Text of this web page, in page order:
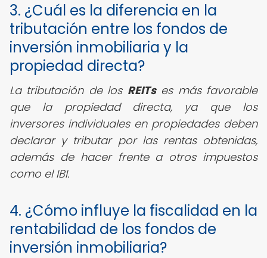
3. ¿Cuál es la diferencia en la
tributación entre los fondos de
inversión inmobiliaria y la
propiedad directa?
La tributación de los REITses más favorable
que la propiedad directa, ya que los
inversores individuales en propiedades deben
declarar y tributar por las rentas obtenidas,
además de hacer frente a otros impuestos
como el IBI.
4. ¿Cómo influye la fiscalidad en la
rentabilidad de los fondos de
inversión inmobiliaria?